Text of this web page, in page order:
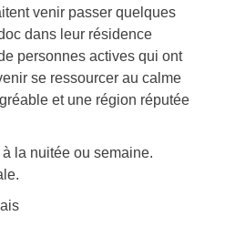
venir passer quelques
dans leur résidence
personnes actives qui ont
se ressourcer au calme
et une région réputée
la nuitée ou semaine.